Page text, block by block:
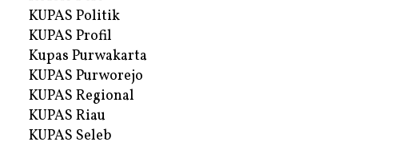
KUPAS Politik
KUPAS Profil
Kupas Purwakarta
KUPAS Purworejo
KUPAS Regional
KUPAS Riau
KUPAS Seleb